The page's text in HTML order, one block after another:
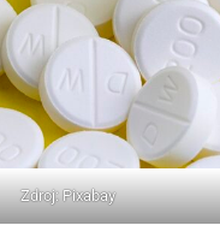
Zdroj: Pixabay